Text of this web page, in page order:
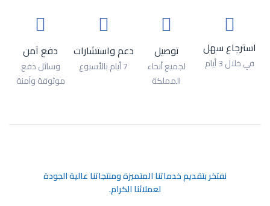
استرجاع سهل
في خلال 3 أيام
توصيل
لجميع أنحاء
المملكة
دعم واستشارات
7 أيام بالأسبوع
دفع آمن
وسائل دفع
موثوقة وآمنة
ﻧﻔﺘﺨﺮ ﺑﺘﻘﺪﻳﻢ ﺧﺪﻣﺎﺗﻨﺎ اﻟﻤﺘﻤﻴﺰة وﻣﻨﺘﺠﺎﺗﻨﺎ ﻋﺎﻟﻴﺔ اﻟﺠﻮدة
ﻟﻌﻤﻼﺋﻨﺎ اﻟﻜﺮام.